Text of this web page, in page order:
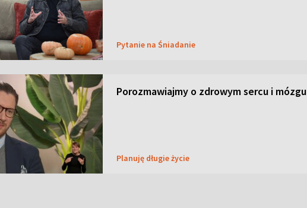
Pytanie na Śniadanie
Porozmawiajmy o zdrowym sercu i mózgu
Planuję długie życie